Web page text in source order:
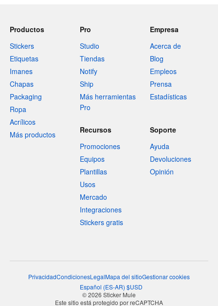
Productos
Stickers
Etiquetas
Imanes
Chapas
Packaging
Ropa
Acrílicos
Más productos
Pro
Studio
Tiendas
Notify
Ship
Más herramientas
Pro
Empresa
Acerca de
Blog
Empleos
Prensa
Estadísticas
Recursos
Promociones
Equipos
Plantillas
Usos
Mercado
Integraciones
Stickers gratis
Soporte
Ayuda
Devoluciones
Opinión
PrivacidadCondicionesLegalMapa del sitioGestionar cookies
Español (ES-AR) $USD
© 2026 Sticker Mule
Este sitio está protegido por reCAPTCHA